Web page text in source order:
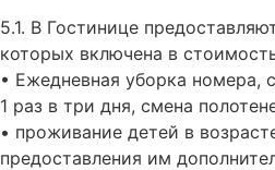
5.1. В Гостинице
которых включена в
• Ежедневная уборка номера,
1 раз в три дня, смена
• проживание детей в
предоставления им